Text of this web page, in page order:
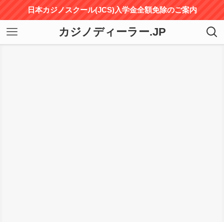
日本カジノスクール(JCS)入学金全額免除のご案内
カジノディーラー.JP